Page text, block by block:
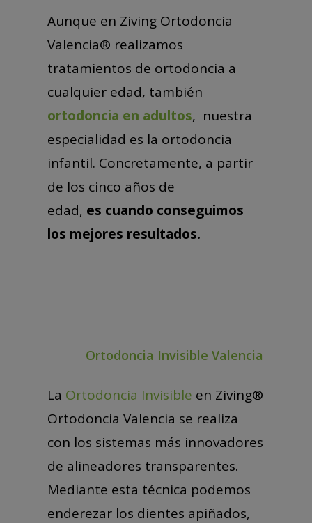
Aunque en Ziving Ortodoncia
Valencia® realizamos
tratamientos de ortodoncia a
cualquier edad, también
ortodoncia en adultos, nuestra
especialidad es la ortodoncia
infantil. Concretamente, a partir
de los cinco años de
edad, es cuando conseguimos
los mejores resultados.
Ortodoncia Invisible Valencia
La Ortodoncia Invisible en Ziving®
Ortodoncia Valencia se realiza
con los sistemas más innovadores
de alineadores transparentes.
Mediante esta técnica podemos
enderezar los dientes apiñados,